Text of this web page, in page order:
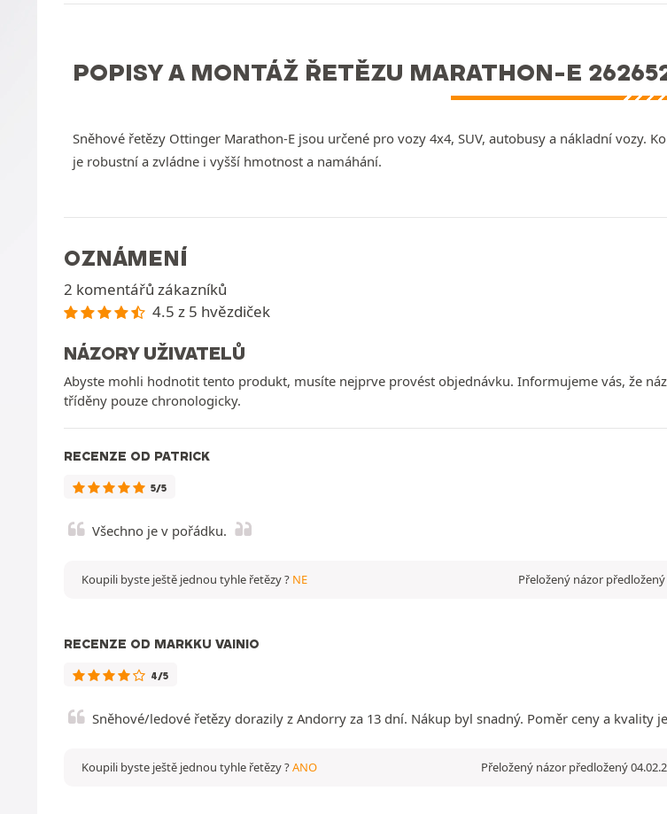
POPISY A MONTÁŽ ŘETĚZU MARATHON-E
Sněhové řetězy Ottinger Marathon-E jsou určené pro vozy 4x4, SUV, autobusy a nákladní vozy.
je robustní a zvládne i vyšší hmotnost a namáhání.
OZNÁMENÍ
2 komentářů zákazníků
4.5 z 5 hvězdiček
NÁZORY UŽIVATELŮ
Abyste mohli hodnotit tento produkt, musíte nejprve provést objednávku. Informujeme vás, že
tříděny pouze chronologicky.
RECENZE OD PATRICK
5/5
Všechno je v pořádku.
Přeložený názor
Koupili byste ještě jednou tyhle řetězy ? NE
RECENZE OD MARKKU VAINIO
4/5
Sněhové/ledové řetězy dorazily z Andorry za 13 dní. Nákup byl snadný. Poměr ceny a kvality
Přeložený názor předložený
Koupili byste ještě jednou tyhle řetězy ?ANO